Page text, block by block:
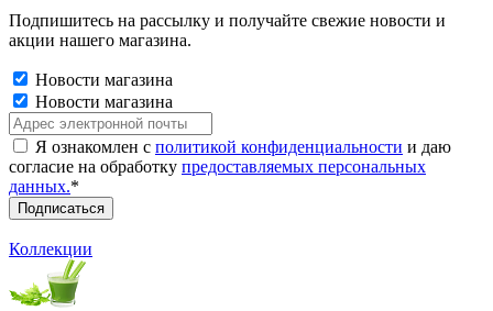
Подпишитесь на рассылку и получайте свежие новости и
акции нашего магазина.
Новости магазина
Новости магазина
Я ознакомлен с политикой конфиденциальности и даю
согласие на обработку предоставляемых персональных
данных.*
Коллекции